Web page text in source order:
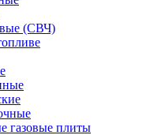
(СВЧ)
газовые плиты